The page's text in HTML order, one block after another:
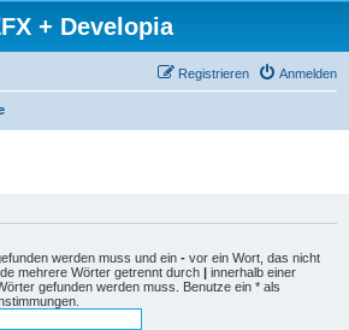
+ Developia
Anmelden
Registrieren
werden muss und ein - vor ein Wort, das nicht
mehrere Wörter getrennt durch | innerhalb einer
gefunden werden muss. Benutze ein * als